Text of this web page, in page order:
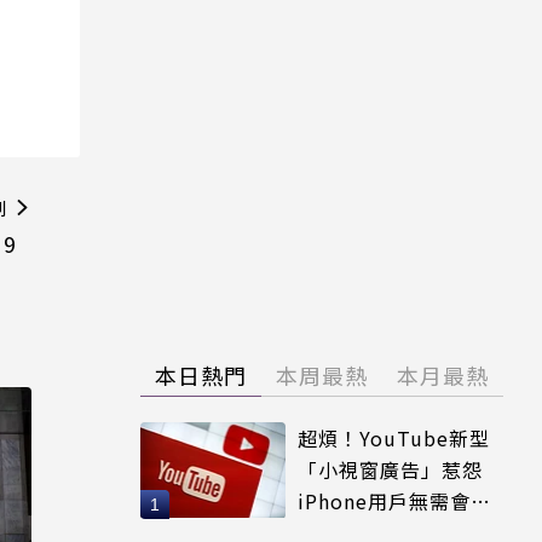
本日熱門 本周最熱 本月最熱
超煩！YouTube新型
「小視窗廣告」惹怨
iPhone用戶無需會員